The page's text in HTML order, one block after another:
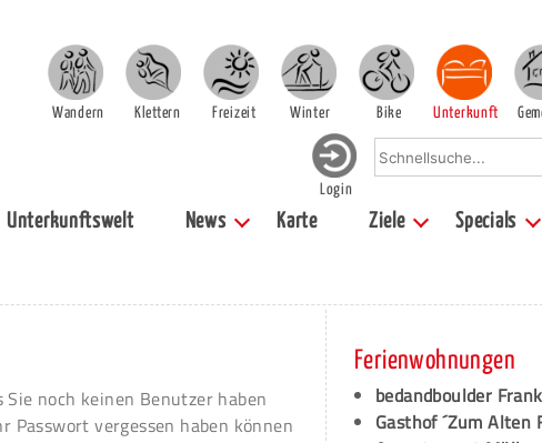
Wandern Klettern Freizeit Winter Bike Unterkunft
Login
Unterkunftswelt News Karte Ziele Specials
noch keinen Benutzer haben
Passwort vergessen haben können
Ferienwohnungen
bedandboulder
Gasthof ´Zum Alten